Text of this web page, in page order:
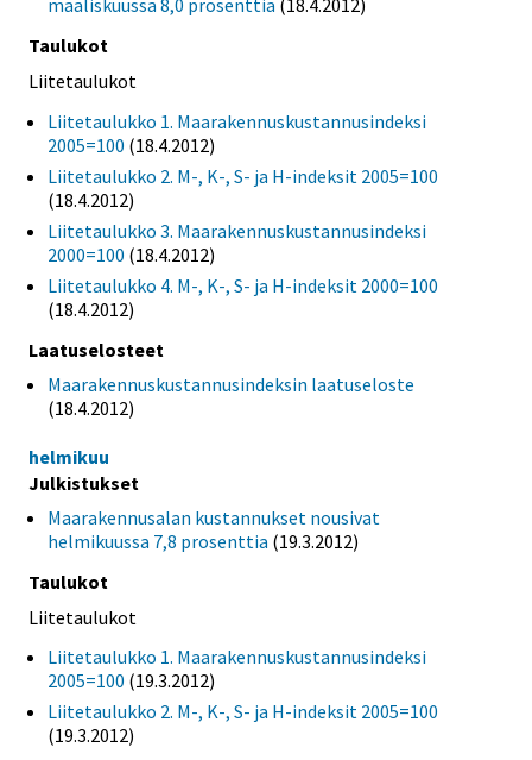
maaliskuussa 8,0 prosenttia (18.4.2012)
Taulukot
Liitetaulukot
Liitetaulukko 1. Maarakennuskustannusindeksi
2005=100 (18.4.2012)
Liitetaulukko 2. M-, K-, S- ja H-indeksit 2005=100
(18.4.2012)
Liitetaulukko 3. Maarakennuskustannusindeksi
2000=100 (18.4.2012)
Liitetaulukko 4. M-, K-, S- ja H-indeksit 2000=100
(18.4.2012)
Laatuselosteet
Maarakennuskustannusindeksin laatuseloste
(18.4.2012)
helmikuu
Julkistukset
Maarakennusalan kustannukset nousivat
helmikuussa 7,8 prosenttia (19.3.2012)
Taulukot
Liitetaulukot
Liitetaulukko 1. Maarakennuskustannusindeksi
2005=100 (19.3.2012)
Liitetaulukko 2. M-, K-, S- ja H-indeksit 2005=100
(19.3.2012)